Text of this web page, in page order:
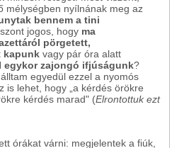
mélységben nyílnának meg az
bennem a tini
jogos, hogy ma
pörgetett,
kapunk vagy pár óra alatt
egykor zajongó ifjúságunk?
egyedül ezzel a nyomós
is lehet, hogy „a kérdés örökre
kérdés marad" (Elrontottuk ezt
órákat várni: megjelentek a fiúk,